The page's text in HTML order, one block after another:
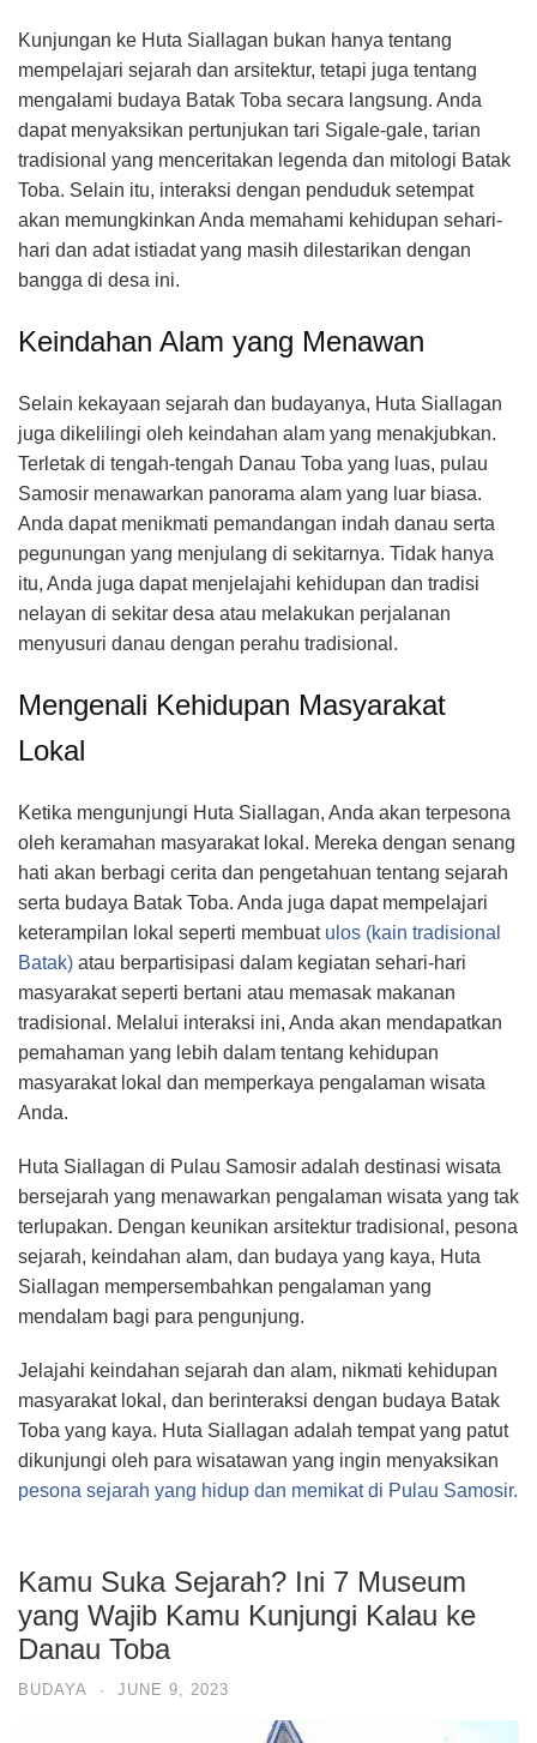
Kunjungan ke Huta Siallagan bukan hanya tentang
mempelajari sejarah dan arsitektur, tetapi juga tentang
mengalami budaya Batak Toba secara langsung. Anda
dapat menyaksikan pertunjukan tari Sigale-gale, tarian
tradisional yang menceritakan legenda dan mitologi Batak
Toba. Selain itu, interaksi dengan penduduk setempat
akan memungkinkan Anda memahami kehidupan sehari-
hari dan adat istiadat yang masih dilestarikan dengan
bangga di desa ini.
Keindahan Alam yang Menawan
Selain kekayaan sejarah dan budayanya, Huta Siallagan
juga dikelilingi oleh keindahan alam yang menakjubkan.
Terletak di tengah-tengah Danau Toba yang luas, pulau
Samosir menawarkan panorama alam yang luar biasa.
Anda dapat menikmati pemandangan indah danau serta
pegunungan yang menjulang di sekitarnya. Tidak hanya
itu, Anda juga dapat menjelajahi kehidupan dan tradisi
nelayan di sekitar desa atau melakukan perjalanan
menyusuri danau dengan perahu tradisional.
Mengenali Kehidupan Masyarakat
Lokal
Ketika mengunjungi Huta Siallagan, Anda akan terpesona
oleh keramahan masyarakat lokal. Mereka dengan senang
hati akan berbagi cerita dan pengetahuan tentang sejarah
serta budaya Batak Toba. Anda juga dapat mempelajari
keterampilan lokal seperti membuat ulos (kain tradisional
Batak) atau berpartisipasi dalam kegiatan sehari-hari
masyarakat seperti bertani atau memasak makanan
tradisional. Melalui interaksi ini, Anda akan mendapatkan
pemahaman yang lebih dalam tentang kehidupan
masyarakat lokal dan memperkaya pengalaman wisata
Anda.
Huta Siallagan di Pulau Samosir adalah destinasi wisata
bersejarah yang menawarkan pengalaman wisata yang tak
terlupakan. Dengan keunikan arsitektur tradisional, pesona
sejarah, keindahan alam, dan budaya yang kaya, Huta
Siallagan mempersembahkan pengalaman yang
mendalam bagi para pengunjung.
Jelajahi keindahan sejarah dan alam, nikmati kehidupan
masyarakat lokal, dan berinteraksi dengan budaya Batak
Toba yang kaya. Huta Siallagan adalah tempat yang patut
dikunjungi oleh para wisatawan yang ingin menyaksikan
pesona sejarah yang hidup dan memikat di Pulau Samosir.
Kamu Suka Sejarah? Ini 7 Museum
yang Wajib Kamu Kunjungi Kalau ke
Danau Toba
BUDAYA · JUNE 9, 2023